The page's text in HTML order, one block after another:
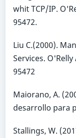
whit TCP/IP.
95472.
Liu C.(2000).
Services.
95472
Maiorano, A.
desarrollo para
Stallings, W.